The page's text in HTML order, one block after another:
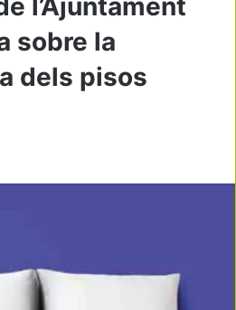
l’Ajuntament
sobre la
dels pisos